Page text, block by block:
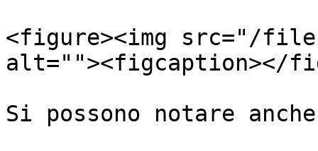
<figure><img src="/
alt=""><figcaption></
Si possono notare